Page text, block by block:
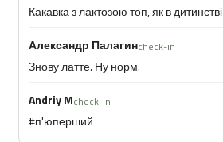
Какавка з лактозою топ, як в дитинстві
Александр Палагинcheck-in
Знову латте. Ну норм.
Andriy Mcheck-in
#п'юперший